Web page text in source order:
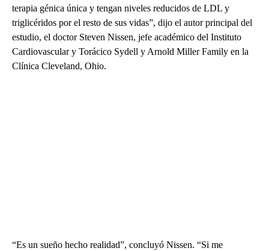
terapia génica única y tengan niveles reducidos de LDL y
triglicéridos por el resto de sus vidas”, dijo el autor principal del
estudio, el doctor Steven Nissen, jefe académico del Instituto
Cardiovascular y Torácico Sydell y Arnold Miller Family en la
Clínica Cleveland, Ohio.
“Es un sueño hecho realidad”, concluyó Nissen. “Si me